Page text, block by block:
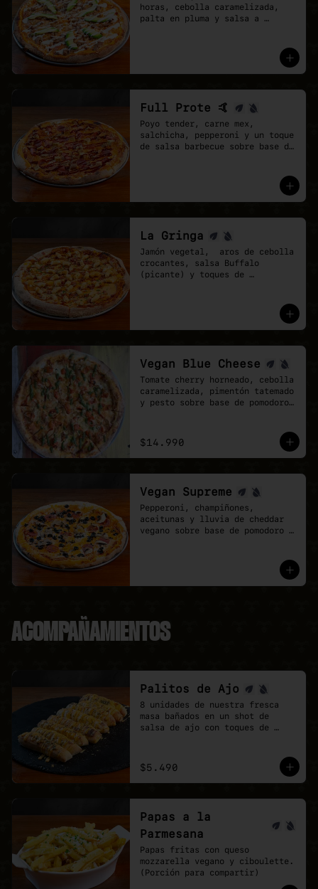
horas, cebolla caramelizada,
palta en pluma y salsa a
Full Prote 🤙
Poyo tender, carne mex,
salchicha, pepperoni y un toque
de salsa barbecue sobre base de
La Gringa
Jamón vegetal,  aros de cebolla
crocantes, salsa Buffalo
(picante) y toques de
Vegan Blue Cheese
Tomate cherry horneado, cebolla
caramelizada, pimentón tatemado
y pesto sobre base de pomodoro
$14.990
Vegan Supreme
Pepperoni, champiñones,
aceitunas y lluvia de cheddar
vegano sobre base de pomodoro y
ACOMPAÑAMIENTOS
Palitos de Ajo
8 unidades de nuestra fresca
masa bañados en un shot de
salsa de ajo con toques de
estos palitos son lo mas cerca
que estarás.
$5.490
Papas a la
Parmesana
Papas fritas con queso
mozzarella vegano y ciboulette.
(Porción para compartir)